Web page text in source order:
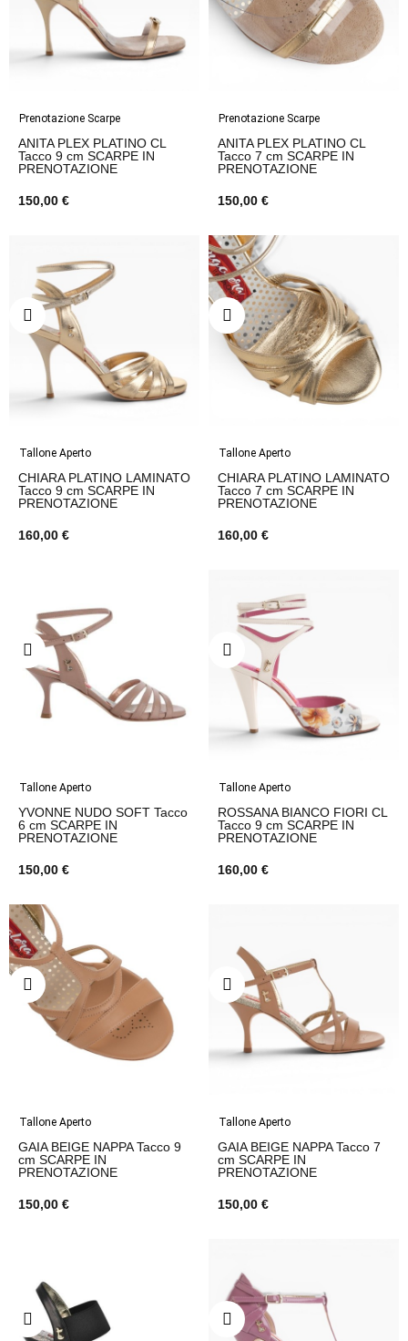
Prenotazione Scarpe
ANITA PLEX PLATINO CL
Tacco 9 cm SCARPE IN
PRENOTAZIONE
150,00 €
Prenotazione Scarpe
ANITA PLEX PLATINO CL
Tacco 7 cm SCARPE IN
PRENOTAZIONE
150,00 €
Tallone Aperto
CHIARA PLATINO LAMINATO
Tacco 9 cm SCARPE IN
PRENOTAZIONE
160,00 €
Tallone Aperto
CHIARA PLATINO LAMINATO
Tacco 7 cm SCARPE IN
PRENOTAZIONE
160,00 €
Tallone Aperto
YVONNE NUDO SOFT Tacco
6 cm SCARPE IN
PRENOTAZIONE
150,00 €
Tallone Aperto
ROSSANA BIANCO FIORI CL
Tacco 9 cm SCARPE IN
PRENOTAZIONE
160,00 €
Tallone Aperto
GAIA BEIGE NAPPA Tacco 9
cm SCARPE IN
PRENOTAZIONE
150,00 €
Tallone Aperto
GAIA BEIGE NAPPA Tacco 7
cm SCARPE IN
PRENOTAZIONE
150,00 €